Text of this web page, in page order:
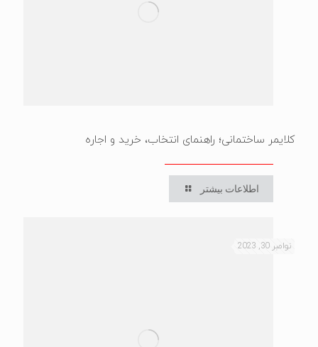
کلایمر ساختمانی؛ راهنمای انتخاب، خرید و اجاره
اطلاعات بیشتر
نوامبر 30, 2023